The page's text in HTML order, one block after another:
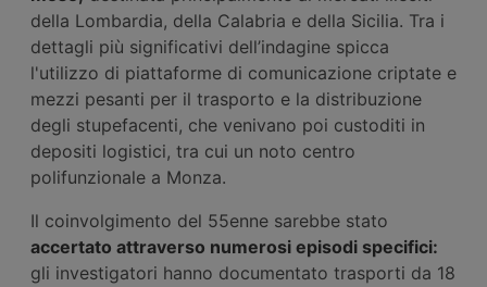
della Lombardia, della Calabria e della Sicilia. Tra i
dettagli più significativi dell’indagine spicca
l'utilizzo di piattaforme di comunicazione criptate e
mezzi pesanti per il trasporto e la distribuzione
degli stupefacenti, che venivano poi custoditi in
depositi logistici, tra cui un noto centro
polifunzionale a Monza.
Il coinvolgimento del 55enne sarebbe stato
accertato attraverso numerosi episodi specifici:
gli investigatori hanno documentato trasporti da 18